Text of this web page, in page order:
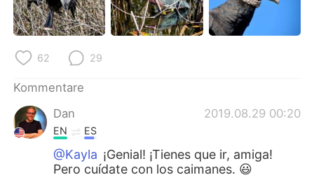
Português
62 29
Kommentare
Dan
2019.08.29 00:20
EN ES
@Kayla ¡Genial! ¡Tienes que ir, amiga!
Pero cuídate con los caimanes. 😃